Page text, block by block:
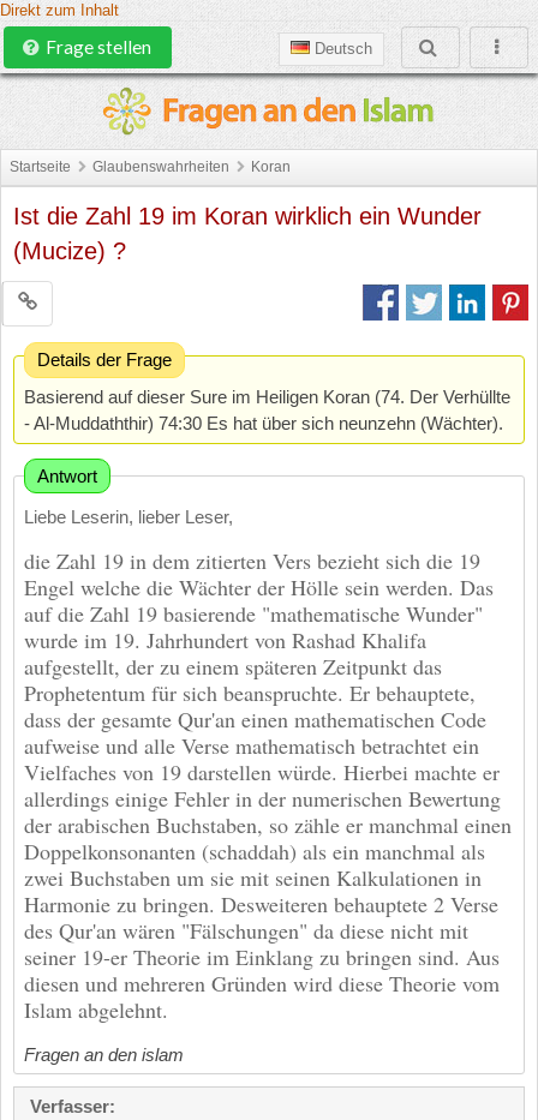
Direkt zum Inhalt
Deutsch
Frage stellen
Startseite Glaubenswahrheiten Koran
Ist die Zahl 19 im Koran wirklich ein Wunder
(Mucize) ?
Details der Frage
Basierend auf dieser Sure im Heiligen Koran (74. Der Verhüllte
- Al-Muddaththir) 74:30 Es hat über sich neunzehn (Wächter).
Antwort
Liebe Leserin, lieber Leser,
die Zahl 19 in dem zitierten Vers bezieht sich die 19
Engel welche die Wächter der Hölle sein werden. Das
auf die Zahl 19 basierende "mathematische Wunder"
wurde im 19. Jahrhundert von Rashad Khalifa
aufgestellt, der zu einem späteren Zeitpunkt das
Prophetentum für sich beanspruchte. Er behauptete,
dass der gesamte Qur'an einen mathematischen Code
aufweise und alle Verse mathematisch betrachtet ein
Vielfaches von 19 darstellen würde. Hierbei machte er
allerdings einige Fehler in der numerischen Bewertung
der arabischen Buchstaben, so zähle er manchmal einen
Doppelkonsonanten (schaddah) als ein manchmal als
zwei Buchstaben um sie mit seinen Kalkulationen in
Harmonie zu bringen. Desweiteren behauptete 2 Verse
des Qur'an wären "Fälschungen" da diese nicht mit
seiner 19-er Theorie im Einklang zu bringen sind. Aus
diesen und mehreren Gründen wird diese Theorie vom
Islam abgelehnt.
Fragen an den islam
Verfasser: